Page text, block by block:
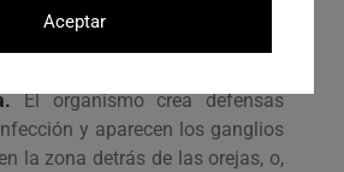
la boca.
El organismo crea defensas
y aparecen los ganglios
la zona detrás de las orejas, o,
Aceptar